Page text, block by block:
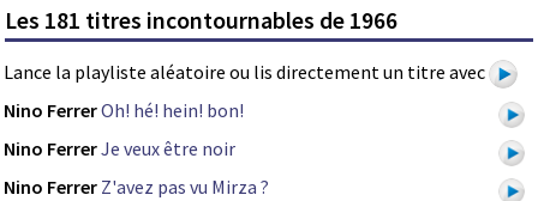
Les 181 titres incontournables de 1966
Lance la playliste aléatoire ou lis directement un titre avec
Nino FerrerOh! hé! hein! bon!
Nino FerrerJe veux être noir
Nino Ferrer Z'avez pas vu Mirza ?